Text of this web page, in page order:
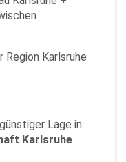
Karlsruhe
Lage in
Karlsruhe